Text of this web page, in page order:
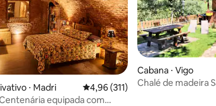
⋅ Madri 4,96 de uma avaliação média de
4,96 (311)
equipada com
Cabana ⋅ Vigo
Chalé de madeira